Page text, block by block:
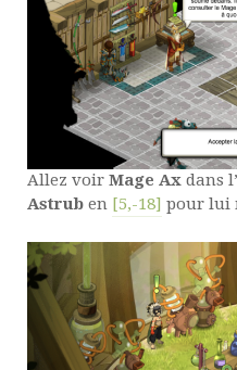
Allez voir Mage Ax dans l’
Astrub en [5,-18] pour lui